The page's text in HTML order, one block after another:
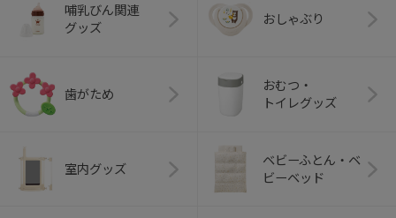
哺乳びん関連
グッズ
おしゃぶり
歯がため
おむつ・
トイレグッズ
室内グッズ
ベビーふとん・ベ
ビーベッド